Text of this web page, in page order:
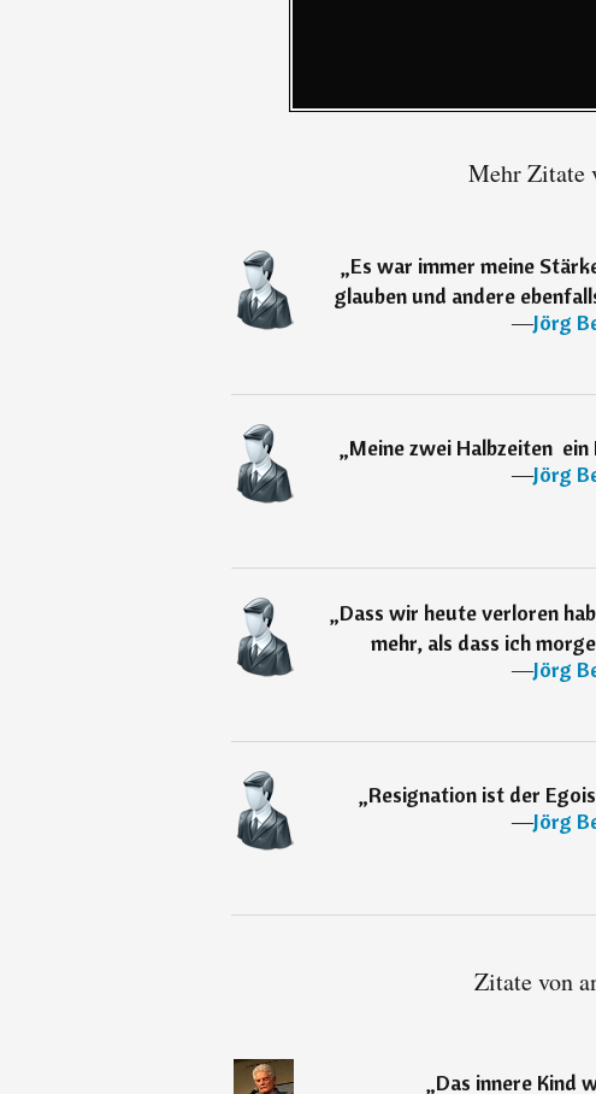
Mehr Zitate
„Es war immer meine
glauben und andere
―Jörg
„Meine zwei Halbzeiten 
―Jörg
„Dass wir heute verloren
mehr, als dass ich
―Jörg
„Resignation ist der
―Jörg
Zitate von
„Das innere Kind